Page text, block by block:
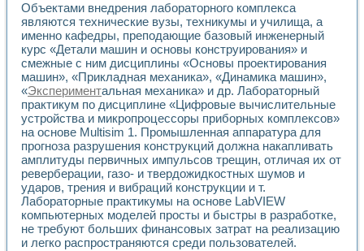
Виртуальный лабораторный практикум для изучения
Управление роботом ТУР-10 средствами LabVIEW
Аппаратно-программный комплекс для исследования
Автоматизированный дистанционный лабораторный
Исследование возможности реставрации одномерных
Использование технологий NATIONAL INSTRUMENTS в
Разработка модификаций алгоритма полигармонической
Учебный стенд для исследования принципа действия
Виртуальная система поддержки принимаемых решений в
Преемственность дисциплин «Моделирование систем» и
Универсальный стенд для исследования электрических
Лабораторные практикумы по информационно-
Виртуальный измеритель частотных характеристик на
Лабораторный практикум по основам теории Коммутации
Разработка виртуальной лабораторной работы
Виртуальные практикумы по электротехнике в среде
Объектами внедрения лабораторного комплекса
являются технические вузы, техникумы и училища, а
именно кафедры, преподающие базовый инженерный
курс «Детали машин и основы конструирования» и
смежные с ним дисциплины «Основы проектирования
машин», «Прикладная механика», «Динамика машин»,
«Экспериментальная механика» и др. Лабораторный
практикум по дисциплине «Цифровые вычислительные
устройства и микропроцессоры приборных комплексов»
на основе Multisim 1. Промышленная аппаратура для
прогноза разрушения конструкций должна накапливать
амплитуды первичных импульсов трещин, отличая их от
реверберации, газо- и твердожидкостных шумов и
ударов, трения и вибраций конструкции и т.
Лабораторные практикумы на основе LabVIEW
компьютерных моделей просты и быстры в разработке,
не требуют больших финансовых затрат на реализацию
и легко распространяются среди пользователей.